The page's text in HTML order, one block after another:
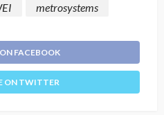
metrosystems
FACEBOOK
ON TWITTER